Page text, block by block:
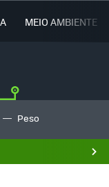
MEIO AMBIENTE
Peso